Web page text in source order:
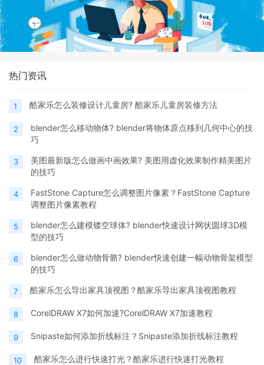
热门资讯
1 酷家乐怎么装修设计儿童房? 酷家乐儿童房装修方法
2
blender怎么移动物体? blender将物体原点移到几何中心的技
巧
3
美图最新版怎么做画中画效果? 美图用虚化效果制作精美图片
的技巧
4
FastStone Capture怎么调整图片像素？FastStone Capture
调整图片像素教程
5
blender怎么建模镂空球体? blender快速设计网状圆球3D模
型的技巧
6
blender怎么做动物骨骼? blender快速创建一幅动物骨架模型
的技巧
7 酷家乐怎么导出家具顶视图？酷家乐导出家具顶视图教程
8 CorelDRAW X7如何加速?CorelDRAW X7加速教程
9 Snipaste如何添加折线标注？Snipaste添加折线标注教程
10 酷家乐怎么进行快速打光？酷家乐进行快速打光教程